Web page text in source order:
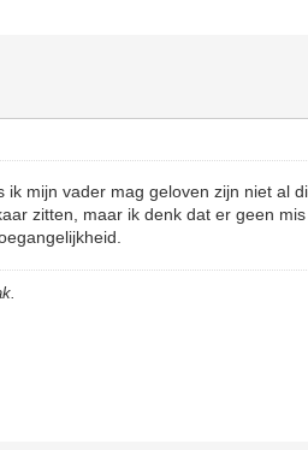
mijn vader mag geloven zijn niet al
zitten, maar ik denk dat er geen